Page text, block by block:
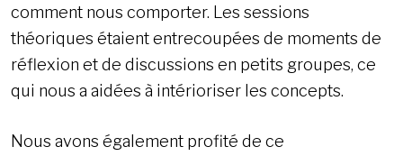
comment nous comporter. Les sessions
théoriques étaient entrecoupées de moments de
réflexion et de discussions en petits groupes, ce
qui nous a aidées à intérioriser les concepts.
Nous avons également profité de ce